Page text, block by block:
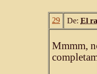
29 De: El
Mmmm,